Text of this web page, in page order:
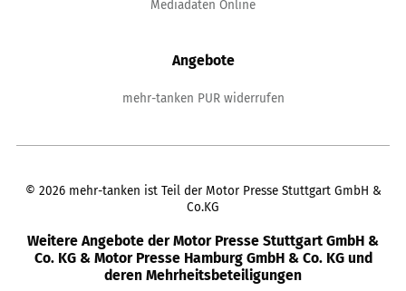
Mediadaten Online
Angebote
mehr-tanken PUR widerrufen
© 2026 mehr-tanken ist Teil der Motor Presse Stuttgart GmbH &
Co.KG
Weitere Angebote der Motor Presse Stuttgart GmbH &
Co. KG & Motor Presse Hamburg GmbH & Co. KG und
deren Mehrheitsbeteiligungen